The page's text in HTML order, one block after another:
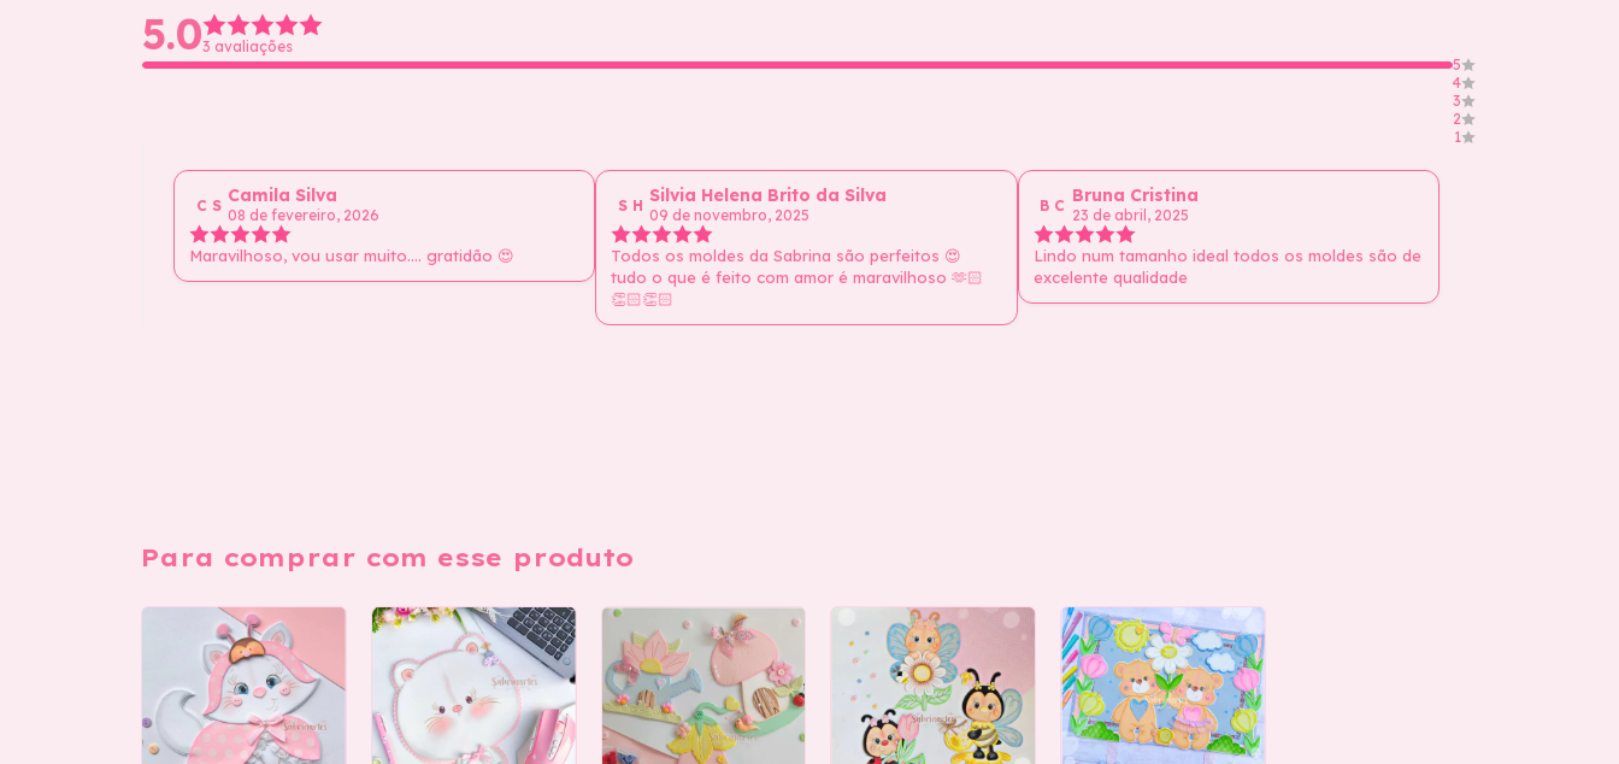
5.03 avaliações
5
4
3
2
1
C S Camila Silva
08 de fevereiro, 2026
Maravilhoso, vou usar muito.... gratidão 😍
S H Silvia Helena Brito da Silva
09 de novembro, 2025
Todos os moldes da Sabrina são perfeitos 😍
tudo o que é feito com amor é maravilhoso 🫶🏻
👏🏻👏🏻
B C Bruna Cristina
23 de abril, 2025
Lindo num tamanho ideal todos os moldes são de
excelente qualidade
Para comprar com esse produto